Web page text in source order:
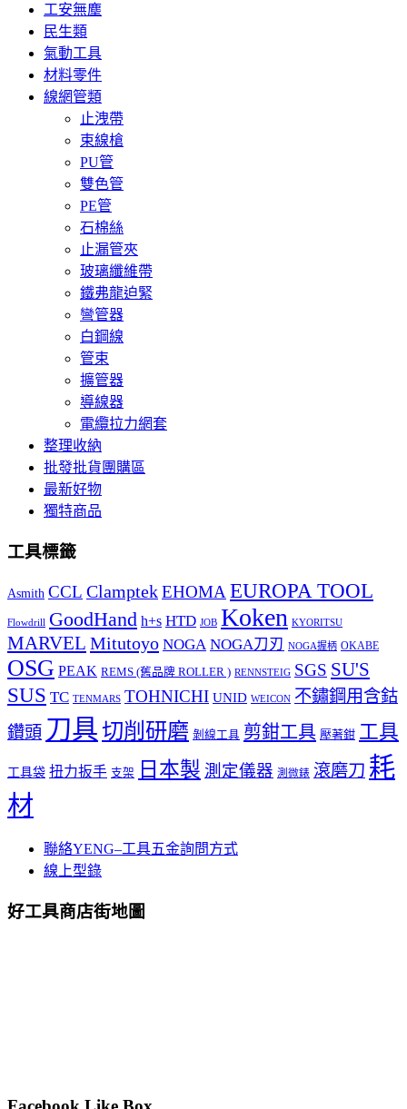
工安無塵
民生類
氣動工具
材料零件
線網管類
止洩帶
束線槍
PU管
雙色管
PE管
石棉絲
止漏管夾
玻璃纖維帶
鐵弗龍迫緊
彎管器
白鋼線
管束
擴管器
導線器
電纜拉力網套
整理收納
批發批貨團購區
最新好物
獨特商品
工具標籤
Asmith CCL ClamptekEHOMAEUROPA TOOL
Flowdrill GoodHand h+s HTD JOB Koken KYORITSU
MARVEL Mitutoyo NOGA NOGA刀刃 NOGA握柄 OKABE
OSG PEAK REMS (舊品牌 ROLLER ) RENNSTEIG SGS SU'S
SUS TC TENMARS TOHNICHI UNID WEICON 不鏽鋼用含鈷
鑽頭 刀具切削研磨 剝線工具 剪鉗工具 壓著鉗 工具
工具袋 扭力扳手 支架 日本製 測定儀器 測微錶 滾磨刀 耗
材
聯絡YENG–工具五金詢問方式
線上型錄
好工具商店街地圖